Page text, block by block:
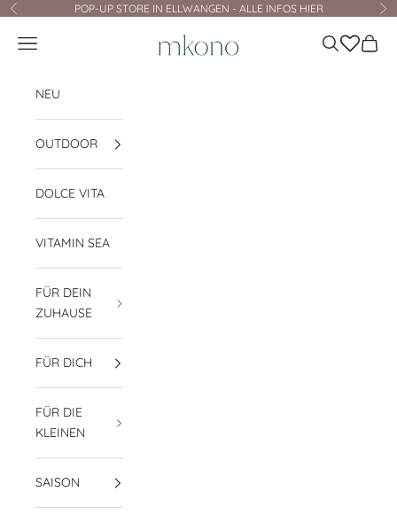
Zum Inhalt springen
Zurück POP-UP STORE IN ELLWANGEN - ALLE INFOS HIER
mkono
Navigationsmenü öffnen Suche öffnen
NEU
OUTDOOR
DOLCE VITA
VITAMIN SEA
FÜR DEIN
ZUHAUSE
FÜR DICH
FÜR DIE
KLEINEN
SAISON